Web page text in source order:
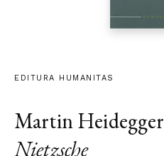
EDITURA HUMANITAS
Martin Heidegger
Nietzsche